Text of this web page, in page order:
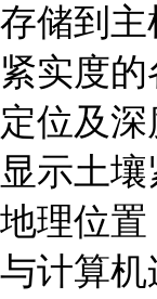
存储到
紧实度
定位及
显示土
地理位
与计算